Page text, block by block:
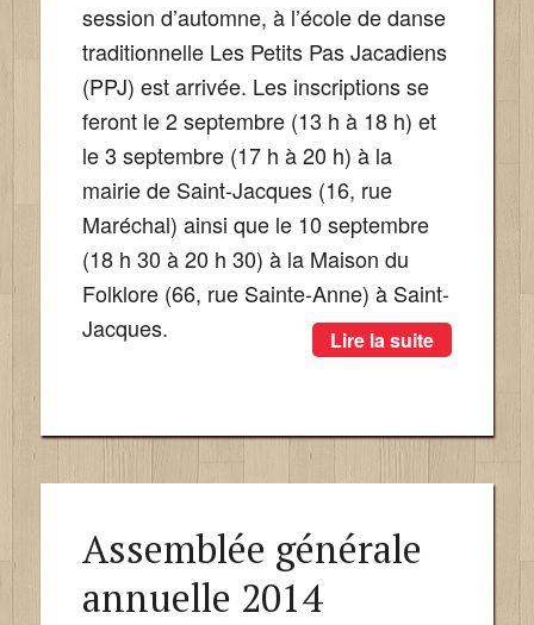
session d’automne, à l’école de danse
traditionnelle Les Petits Pas Jacadiens
(PPJ) est arrivée. Les inscriptions se
feront le 2 septembre (13 h à 18 h) et
le 3 septembre (17 h à 20 h) à la
mairie de Saint-Jacques (16, rue
Maréchal) ainsi que le 10 septembre
(18 h 30 à 20 h 30) à la Maison du
Folklore (66, rue Sainte-Anne) à Saint-
Jacques.
Lire la suite
Assemblée générale
annuelle 2014